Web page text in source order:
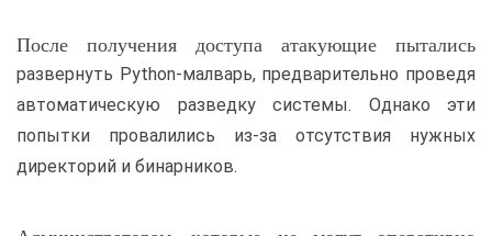
После получения доступа атакующие пытались
развернуть Python-малварь, предварительно проведя
автоматическую разведку системы. Однако эти
попытки провалились из-за отсутствия нужных
директорий и бинарников.